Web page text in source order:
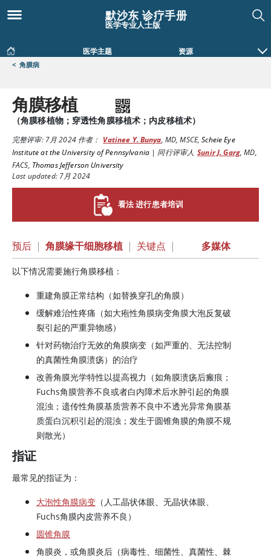
默沙东 诊疗手册
医学专业人士版
医学主题 资源
< 角膜病
角膜移植
（角膜移植物；穿透性角膜移植术；内皮移植术）
完整评审:7月 2024作者： Vatinee Y. Bunya, MD, MSCE,Scheie Eye
Institute at the University of Pennsylvania | 同行评审人 Sunir J. Garg,MD,
FACS, Thomas Jefferson University
Last updated: 7月 2024
看法 进行患者培训
预后 | 角膜缘干细胞移植 | 关键点 | 多媒体
以下情况需要施行角膜移植：
重建角膜正常结构（如替换穿孔的角膜）
缓解难治性疼痛（如大疱性角膜病变角膜大泡反复破
裂引起的严重异物感）
针对药物治疗无效的角膜病变（如严重的、无法控制
的真菌性角膜溃疡）的治疗
改善角膜光学特性以提高视力（如角膜溃疡后瘢痕；
Fuchs角膜营养不良或者白内障术后水肿引起的角膜
混浊；遗传性角膜基质营养不良中不透光异常角膜基
质蛋白沉积引起的混浊；发生于圆锥角膜的角膜不规
则散光）
指证
最常见的指证为：
大泡性角膜病变 （人工晶状体眼、无晶状体眼、
Fuchs角膜内皮营养不良）
圆锥角膜
角膜炎，或角膜炎后（病毒性、细菌性、真菌性、棘